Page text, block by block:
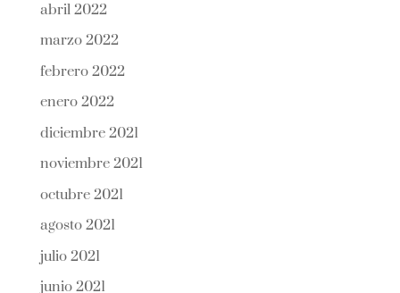
abril 2022
marzo 2022
febrero 2022
enero 2022
diciembre 2021
noviembre 2021
octubre 2021
agosto 2021
julio 2021
junio 2021